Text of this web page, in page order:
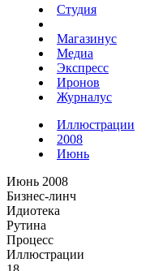
Студия
Магазинус
Медиа
Экспресс
Иронов
Журналус
Иллюстрации
2008
Июнь
Июнь 2008
Бизнес-линч
Идиотека
Рутина
Процесс
Иллюстрации